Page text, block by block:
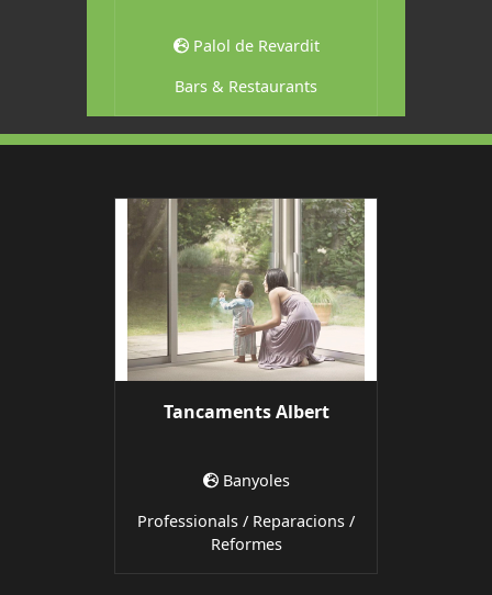
Palol de Revardit
Bars & Restaurants
Tancaments Albert
Banyoles
Professionals / Reparacions /
Reformes